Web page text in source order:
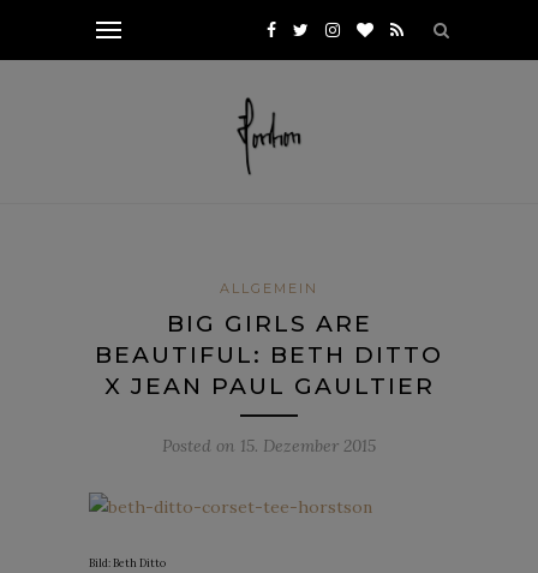
ALLGEMEIN
BIG GIRLS ARE
BEAUTIFUL: BETH DITTO
X JEAN PAUL GAULTIER
Posted on 15. Dezember 2015
Bild: Beth Ditto